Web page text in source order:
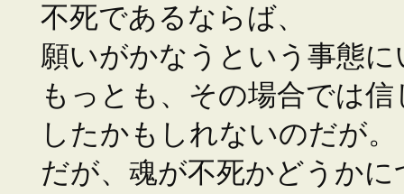
不死であるならば、
願いがかなうという事態
もっとも、その場合では
したかもしれないのだが。
だが、魂が不死かどうか